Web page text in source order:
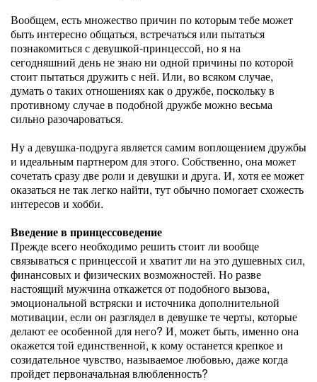
Вообщем, есть множество причин по которым тебе может
быть интересно общаться, встречаться или пытаться
познакомиться с девушкой-принцессой, но я на
сегодняшний день не знаю ни одной причины по которой
стоит пытаться дружить с ней. Или, во всяком случае,
думать о таких отношениях как о дружбе, поскольку в
противному случае в подобной дружбе можно весьма
сильно разочароваться.
Ну а девушка-подруга является самим воплощением дружбы
и идеальным партнером для этого. Собственно, она может
сочетать сразу две роли и девушки и друга. И, хотя ее может
оказаться не так легко найти, тут обычно помогает схожесть
интересов и хобби.
Введение в принцессоведение
Прежде всего необходимо решить стоит ли вообще
связываться с принцессой и хватит ли на это душевных сил,
финансовых и физических возможностей. Но разве
настоящий мужчина откажется от подобного вызова,
эмоциональной встряски и источника дополнительной
мотивации, если он разглядел в девушке те черты, которые
делают ее особенной для него? И, может быть, именно она
окажется той единственной, к кому останется крепкое и
созидательное чувство, называемое любовью, даже когда
пройдет первоначальная влюбленность?